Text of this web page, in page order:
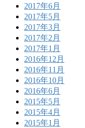
2017年6月
2017年5月
2017年3月
2017年2月
2017年1月
2016年12月
2016年11月
2016年10月
2016年6月
2015年5月
2015年4月
2015年1月